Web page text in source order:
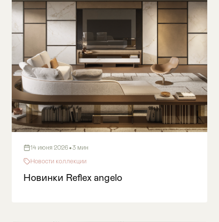
14 июня 2026•3 мин
Новости коллекции
Новинки Reflex angelo